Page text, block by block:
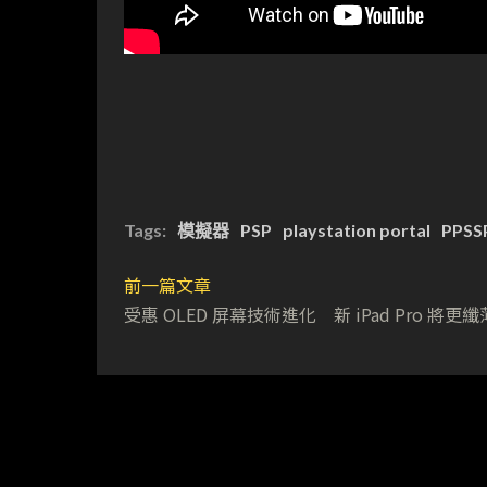
Tags: 模擬器 PSP playstation portal
前一篇文章
受惠 OLED 屏幕技術進化 新 iPad Pro 將更纖